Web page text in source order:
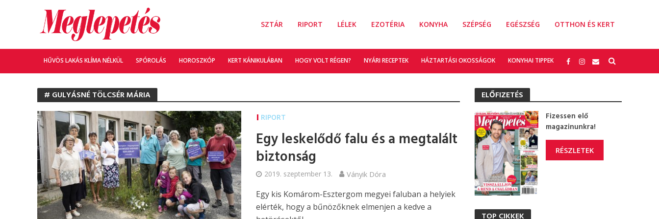
SZTÁR RIPORT LÉLEK EZOTÉRIA KONYHA SZÉPSÉG EGÉSZSÉG OTTHON ÉS KERT
HŰVÖS LAKÁS KLÍMA NÉLKÜL SPÓROLÁS HOROSZKÓP KERT KÁNIKULÁBAN HOGY VOLT RÉGEN? NYÁRI RECEPTEK HÁZTARTÁSI OKOSSÁGOK KONYHAI TIPPEK
# GULYÁSNÉ TÖLCSÉR MÁRIA
RIPORT
Egy leskelődő falu és a megtalált
biztonság
2019. szeptember 13. Ványik Dóra
Egy kis Komárom-Esztergom megyei faluban a helyiek
elérték, hogy a bűnözőknek elmenjen a kedve a
ELŐFIZETÉS
Fizessen elő
magazinunkra!
RÉSZLETEK